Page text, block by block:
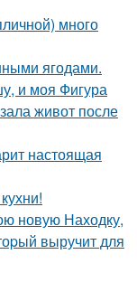
много
ягодами.
и моя Фигура
живот после
настоящая
новую Находку,
выручит для